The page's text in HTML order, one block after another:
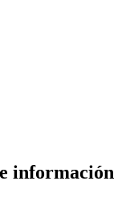
información